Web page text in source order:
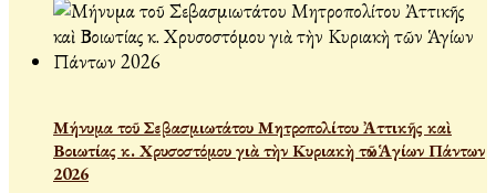
Μήνυμα τοῦ Σεβασμιωτάτου Μητροπολίτου Ἀττικῆς καὶ
Βοιωτίας κ. Χρυσοστόμου γιὰ τὴν Κυριακὴ τῶν Ἁγίων Πάντων
2026